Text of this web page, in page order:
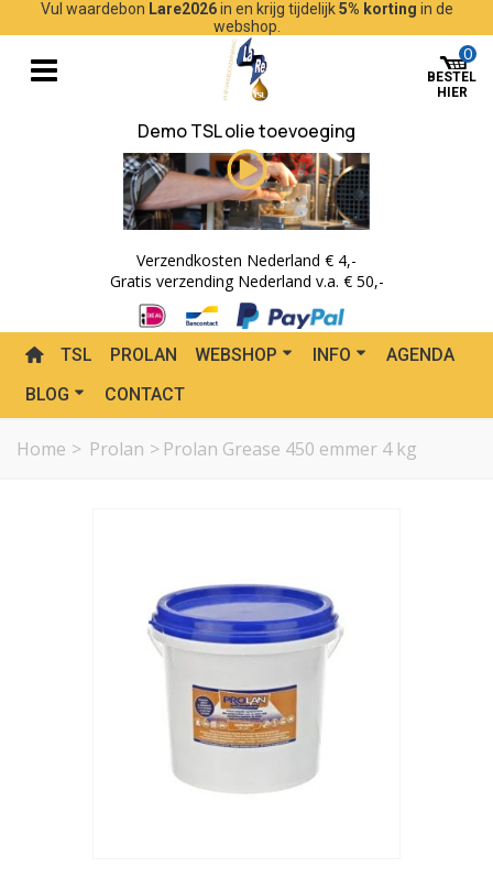
Vul waardebon Lare2026in en krijg tijdelijk5% korting in de
webshop.
0
Demo TSL olie toevoeging
Verzendkosten Nederland € 4,-
Gratis verzending Nederland v.a. € 50,-
TSL PROLAN WEBSHOP INFO
AGENDA
BLOG
CONTACT
Home > Prolan > Prolan Grease 450 emmer 4 kg